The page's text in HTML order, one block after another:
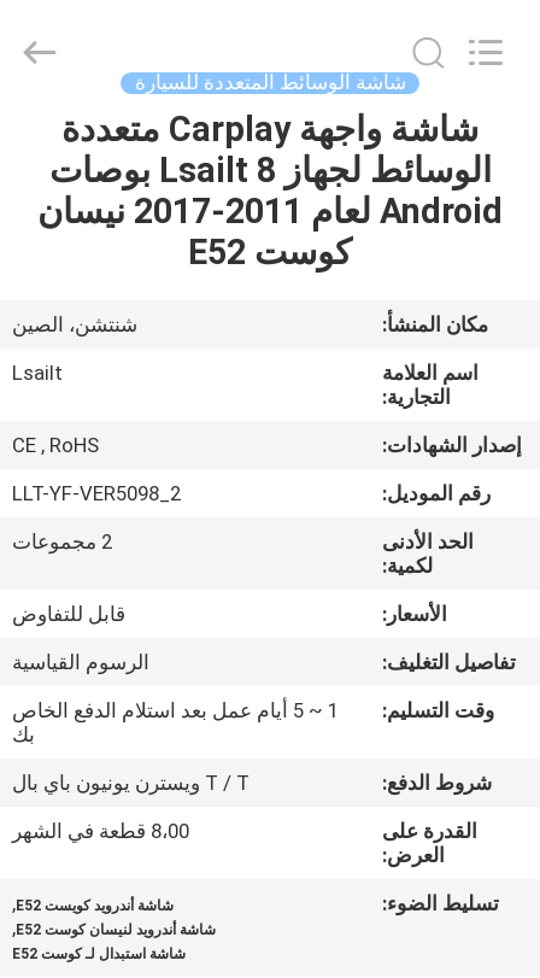
منزل،
أشرطة
فيديو
معلومات
جولة
المعمل
مراقبة
اتصل
Electron
Co.,Ltd.
شاشة الوسائط المتعددة للسيارة
شاشة واجهة Carplay متعددة
الوسائط لجهاز Lsailt 8 بوصات
Android لعام 2011-2017 نيسان
كوست E52
مكان المنشأ:
شنتشن، الصين
اسم العلامة
التجارية:
Lsailt
إصدار الشهادات:
CE , RoHS
رقم الموديل:
LLT-YF-VER5098_2
الحد الأدنى
لكمية:
2 مجموعات
الأسعار:
قابل للتفاوض
تفاصيل التغليف:
الرسوم القياسية
وقت التسليم:
1 ~ 5 أيام عمل بعد استلام الدفع الخاص
بك
شروط الدفع:
T / T ويسترن يونيون باي بال
القدرة على
العرض:
8،00 قطعة في الشهر
تسليط الضوء: شاشة أندرويد كويست E52 ,
شاشة أندرويد لنيسان كوست E52 ,
شاشة استبدال لـ كوست E52